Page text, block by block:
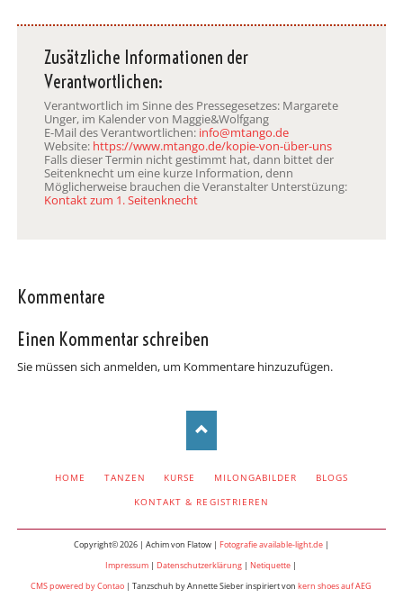
Zusätzliche Informationen der
Verantwortlichen:
Verantwortlich im Sinne des Pressegesetzes: Margarete
Unger, im Kalender von Maggie&Wolfgang
E-Mail des Verantwortlichen: info@mtango.de
Website: https://www.mtango.de/kopie-von-über-uns
Falls dieser Termin nicht gestimmt hat, dann bittet der
Seitenknecht um eine kurze Information, denn
Möglicherweise brauchen die Veranstalter Unterstüzung:
Kontakt zum 1. Seitenknecht
Kommentare
Einen Kommentar schreiben
Sie müssen sich anmelden, um Kommentare hinzuzufügen.
NAVIGATION
HOME TANZEN KURSE MILONGABILDER
BLOGS
KONTAKT & REGISTRIEREN
Copyright© 2026 | Achim von Flatow | Fotografie available-light.de|
Impressum |Datenschutzerklärung |Netiquette |
CMS powered by Contao | Tanzschuh by Annette Sieber inspiriert vonkern shoes auf AEG